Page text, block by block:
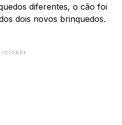
diferentes, o cão foi
dois novos brinquedos.